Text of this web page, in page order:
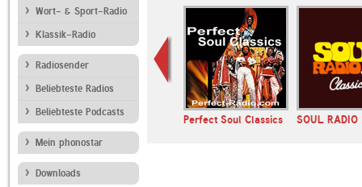
Wort- & Sport-Radio
Klassik-Radio
Radiosender
Beliebteste Radios
Beliebteste Podcasts
Mein phonostar
Downloads
80s80s In The Mix Perfect Soul Classics SOUL RADIO